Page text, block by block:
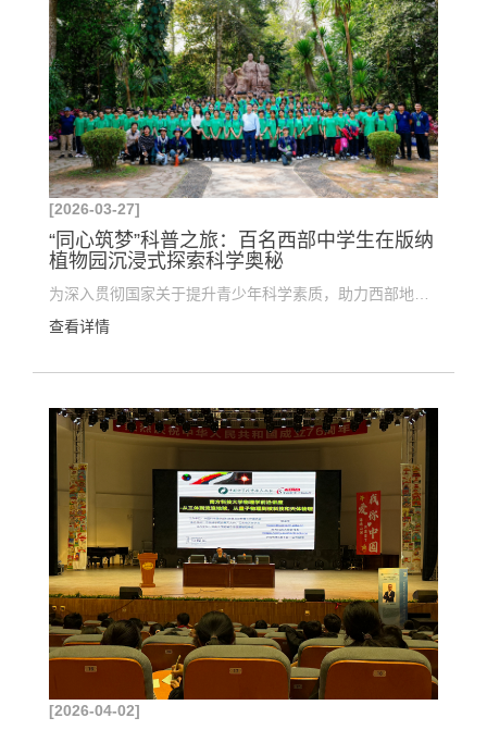
[2026-03-27]
“同心筑梦”科普之旅：百名西部中学生在版纳
植物园沉浸式探索科学奥秘
查看详情
[2026-04-02]